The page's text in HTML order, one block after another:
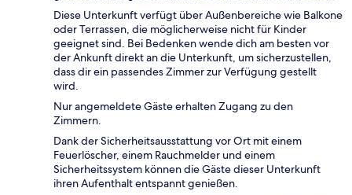
Diese Unterkunft verfügt über Außenbereiche wie Balkone
oder Terrassen, die möglicherweise nicht für Kinder
geeignet sind. Bei Bedenken wende dich am besten vor
der Ankunft direkt an die Unterkunft, um sicherzustellen,
dass dir ein passendes Zimmer zur Verfügung gestellt
wird.
Nur angemeldete Gäste erhalten Zugang zu den
Zimmern.
Dank der Sicherheitsausstattung vor Ort mit einem
Feuerlöscher, einem Rauchmelder und einem
Sicherheitssystem können die Gäste dieser Unterkunft
ihren Aufenthalt entspannt genießen.